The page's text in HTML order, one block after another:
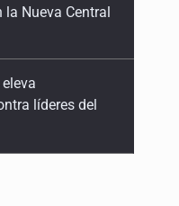
líderes del
por
Miguel el Alto